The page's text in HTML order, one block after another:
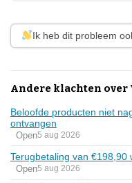
Ik heb dit probleem
Andere klachten over
Beloofde producten niet
ontvangen
Open5 aug 2026
Terugbetaling van €198,90
Open5 aug 2026